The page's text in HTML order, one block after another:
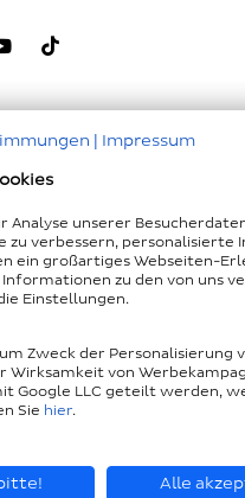
Sprache
| Impressum
Analyse unserer
zu verbessern, personalisierte
ein großartiges Webseiten-
zu den von uns
Einstellungen.
Zweck der Personalisierung
Wirksamkeit von
Google LLC geteilt werden,
Sie hier.
Alle